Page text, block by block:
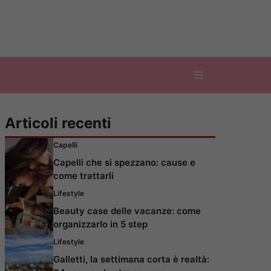
Articoli recenti
Capelli
Capelli che si spezzano: cause e
come trattarli
Lifestyle
Beauty case delle vacanze: come
organizzarlo in 5 step
Lifestyle
Galletti, la settimana corta è realtà: